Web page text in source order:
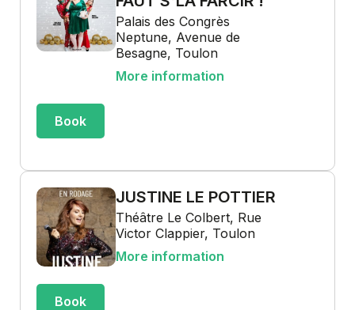
Palais des Congrès
Neptune, Avenue de
Besagne, Toulon
More information
Book
JUSTINE LE POTTIER
Théâtre Le Colbert, Rue
Victor Clappier, Toulon
More information
Book